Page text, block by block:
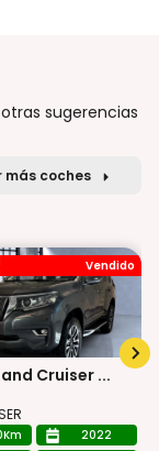
sugerencias
más coches
Vendido
Cruiser ...
2022